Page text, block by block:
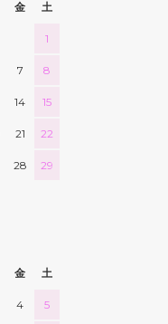
金 土
1
7 8
14 15
21 22
28 29
金 土
4 5